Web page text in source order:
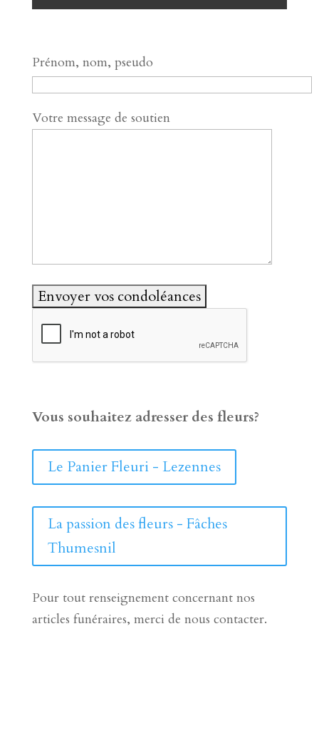
Prénom, nom, pseudo
Votre message de soutien
Vous souhaitez adresser des fleurs?
Le Panier Fleuri - Lezennes
La passion des fleurs - Fâches
Thumesnil
Pour tout renseignement concernant nos
articles funéraires, merci de nous contacter.